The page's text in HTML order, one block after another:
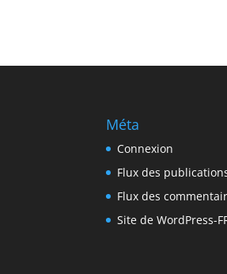
Méta
Connexion
Flux des
Flux des
Site de WordPress-